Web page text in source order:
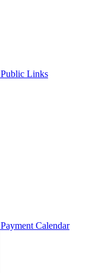
Public Links
Payment Calendar